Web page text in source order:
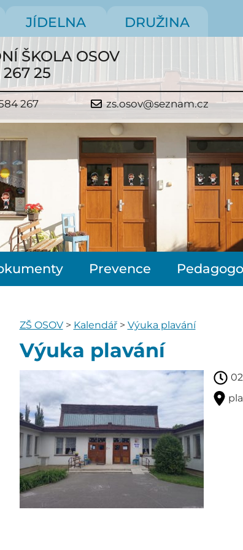
JÍDELNA DRUŽINA
ŠKOLA OSOV
25
267 zs.osov@seznam.cz
Prevence
ZŠ OSOV> Kalendář> Výuka plavání
Výuka plavání